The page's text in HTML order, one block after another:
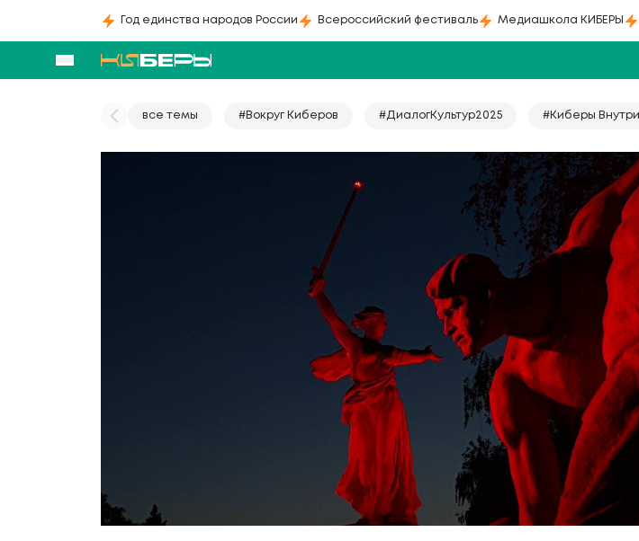
Год единства народов России Всероссийский фестиваль Медиашкола КИБЕРЫ
все темы #Вокруг Киберов #ДиалогКультур2025 #Киберы Внутри